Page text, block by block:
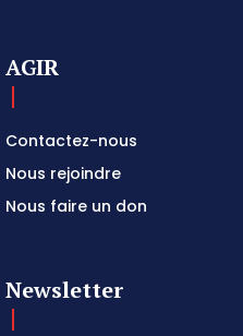
AGIR
Contactez-nous
Nous rejoindre
Nous faire un don
Newsletter